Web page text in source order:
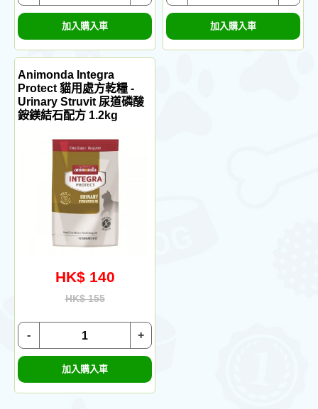
加入購入車 加入購入車
Animonda Integra
Protect 貓用處方乾糧 -
Urinary Struvit 尿道磷酸
銨鎂結石配方 1.2kg
HK$ 140
HK$ 155
+
-
加入購入車